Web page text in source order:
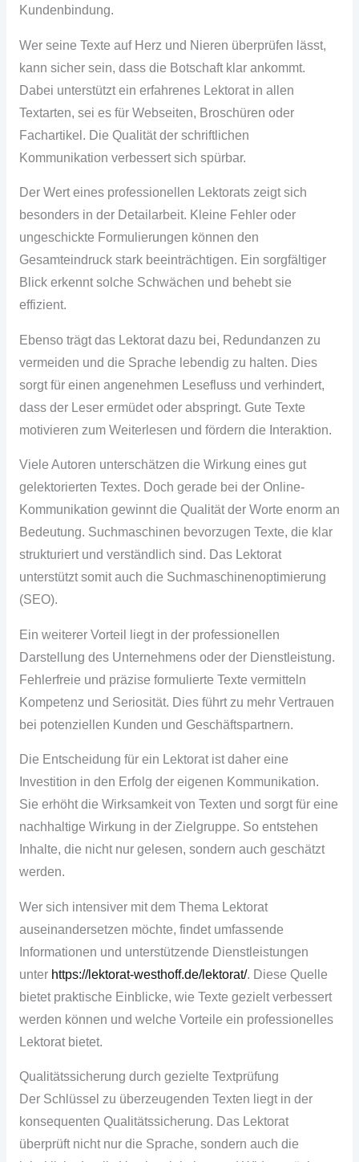
Kundenbindung.
Wer seine Texte auf Herz und Nieren überprüfen lässt,
kann sicher sein, dass die Botschaft klar ankommt.
Dabei unterstützt ein erfahrenes Lektorat in allen
Textarten, sei es für Webseiten, Broschüren oder
Fachartikel. Die Qualität der schriftlichen
Kommunikation verbessert sich spürbar.
Der Wert eines professionellen Lektorats zeigt sich
besonders in der Detailarbeit. Kleine Fehler oder
ungeschickte Formulierungen können den
Gesamteindruck stark beeinträchtigen. Ein sorgfältiger
Blick erkennt solche Schwächen und behebt sie
effizient.
Ebenso trägt das Lektorat dazu bei, Redundanzen zu
vermeiden und die Sprache lebendig zu halten. Dies
sorgt für einen angenehmen Lesefluss und verhindert,
dass der Leser ermüdet oder abspringt. Gute Texte
motivieren zum Weiterlesen und fördern die Interaktion.
Viele Autoren unterschätzen die Wirkung eines gut
gelektorierten Textes. Doch gerade bei der Online-
Kommunikation gewinnt die Qualität der Worte enorm an
Bedeutung. Suchmaschinen bevorzugen Texte, die klar
strukturiert und verständlich sind. Das Lektorat
unterstützt somit auch die Suchmaschinenoptimierung
(SEO).
Ein weiterer Vorteil liegt in der professionellen
Darstellung des Unternehmens oder der Dienstleistung.
Fehlerfreie und präzise formulierte Texte vermitteln
Kompetenz und Seriosität. Dies führt zu mehr Vertrauen
bei potenziellen Kunden und Geschäftspartnern.
Die Entscheidung für ein Lektorat ist daher eine
Investition in den Erfolg der eigenen Kommunikation.
Sie erhöht die Wirksamkeit von Texten und sorgt für eine
nachhaltige Wirkung in der Zielgruppe. So entstehen
Inhalte, die nicht nur gelesen, sondern auch geschätzt
werden.
Wer sich intensiver mit dem Thema Lektorat
auseinandersetzen möchte, findet umfassende
Informationen und unterstützende Dienstleistungen
unter https://lektorat-westhoff.de/lektorat/. Diese Quelle
bietet praktische Einblicke, wie Texte gezielt verbessert
werden können und welche Vorteile ein professionelles
Lektorat bietet.
Qualitätssicherung durch gezielte Textprüfung
Der Schlüssel zu überzeugenden Texten liegt in der
konsequenten Qualitätssicherung. Das Lektorat
überprüft nicht nur die Sprache, sondern auch die